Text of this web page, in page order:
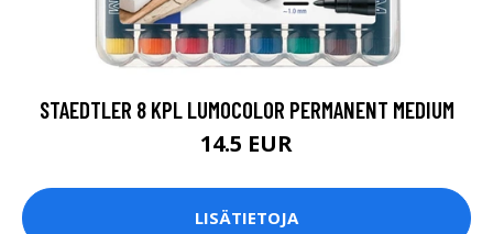
STAEDTLER 8 KPL LUMOCOLOR PERMANENT MEDIUM
14.5 EUR
LISÄTIETOJA